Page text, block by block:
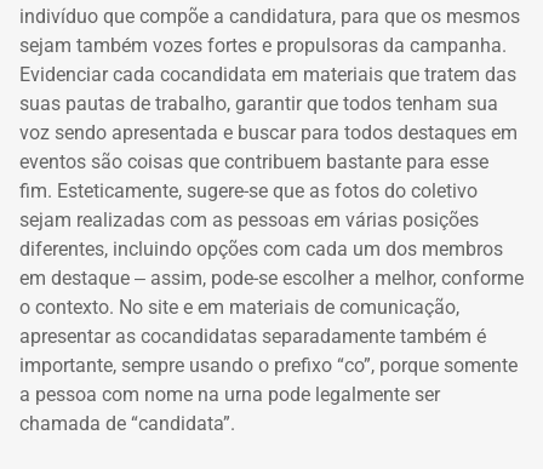
indivíduo que compõe a candidatura, para que os mesmos
sejam também vozes fortes e propulsoras da campanha.
Evidenciar cada cocandidata em materiais que tratem das
suas pautas de trabalho, garantir que todos tenham sua
voz sendo apresentada e buscar para todos destaques em
eventos são coisas que contribuem bastante para esse
fim. Esteticamente, sugere-se que as fotos do coletivo
sejam realizadas com as pessoas em várias posições
diferentes, incluindo opções com cada um dos membros
em destaque ‒ assim, pode-se escolher a melhor, conforme
o contexto. No site e em materiais de comunicação,
apresentar as cocandidatas separadamente também é
importante, sempre usando o prefixo “co”, porque somente
a pessoa com nome na urna pode legalmente ser
chamada de “candidata”.